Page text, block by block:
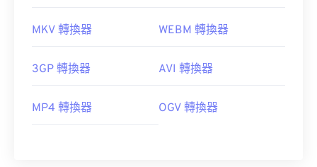
MKV 轉換器 WEBM 轉換器
3GP 轉換器 AVI 轉換器
MP4 轉換器 OGV 轉換器